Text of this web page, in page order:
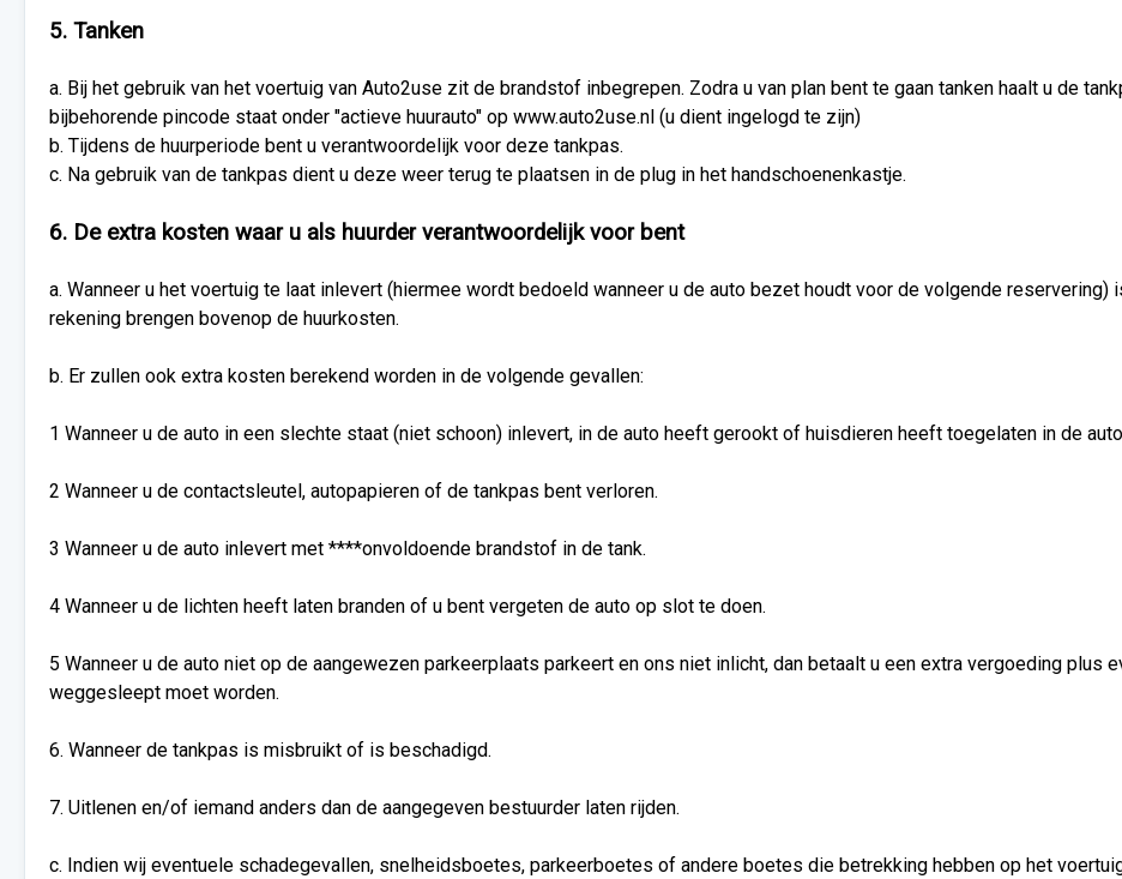
5. Tanken
a. Bij het gebruik van het voertuig van Auto2use zit de brandstof inbegrepen. Zodra u van plan bent te gaan tanken haalt u de
bijbehorende pincode staat onder "actieve huurauto" op www.auto2use.nl (u dient ingelogd te zijn)
b. Tijdens de huurperiode bent u verantwoordelijk voor deze tankpas.
c. Na gebruik van de tankpas dient u deze weer terug te plaatsen in de plug in het handschoenenkastje.
6. De extra kosten waar u als huurder verantwoordelijk voor bent
a. Wanneer u het voertuig te laat inlevert (hiermee wordt bedoeld wanneer u de auto bezet houdt voor de volgende reservering)
rekening brengen bovenop de huurkosten.
b. Er zullen ook extra kosten berekend worden in de volgende gevallen:
1 Wanneer u de auto in een slechte staat (niet schoon) inlevert, in de auto heeft gerookt of huisdieren heeft toegelaten in de
2 Wanneer u de contactsleutel, autopapieren of de tankpas bent verloren.
3 Wanneer u de auto inlevert met ****onvoldoende brandstof in de tank.
4 Wanneer u de lichten heeft laten branden of u bent vergeten de auto op slot te doen.
5 Wanneer u de auto niet op de aangewezen parkeerplaats parkeert en ons niet inlicht, dan betaalt u een extra vergoeding plus
weggesleept moet worden.
6. Wanneer de tankpas is misbruikt of is beschadigd.
7. Uitlenen en/of iemand anders dan de aangegeven bestuurder laten rijden.
c. Indien wij eventuele schadegevallen, snelheidsboetes, parkeerboetes of andere boetes die betrekking hebben op het